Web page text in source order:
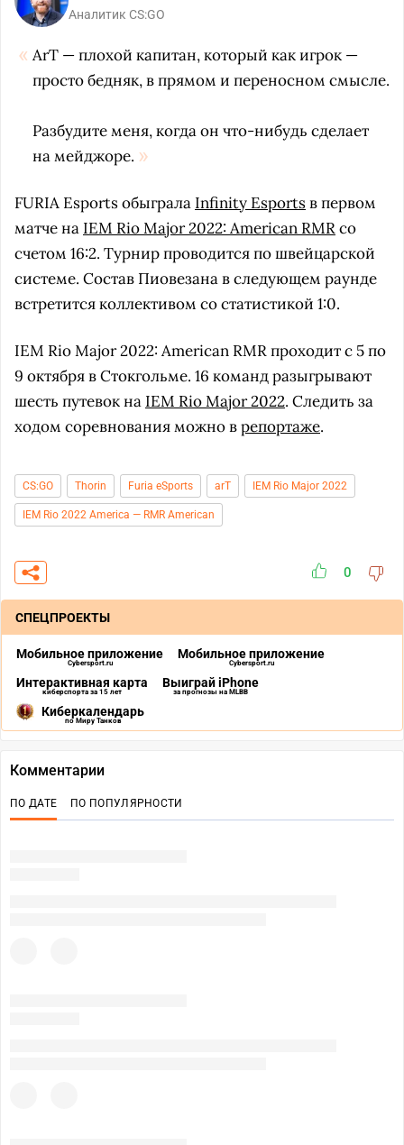
Аналитик CS:GO
ArT — плохой капитан, который как игрок —
просто бедняк, в прямом и переносном смысле.
Разбудите меня, когда он что-нибудь сделает
на мейджоре.
FURIA Esports обыграла Infinity Esportsв первом
матче на IEM Rio Major 2022: American RMRсо
счетом 16:2. Турнир проводится по швейцарской
системе. Состав Пиовезана в следующем раунде
встретится коллективом со статистикой 1:0.
IEM Rio Major 2022: American RMR проходит с 5 по
9 октября в Стокгольме. 16 команд разыгрывают
шесть путевок на IEM Rio Major 2022. Следить за
ходом соревнования можно врепортаже.
CS:GO Thorin Furia eSports arT IEM Rio Major 2022
IEM Rio 2022 America — RMR American
0
СПЕЦПРОЕКТЫ
Мобильное приложение
Cybersport.ru
Мобильное приложение
Cybersport.ru
Интерактивная карта
киберспорта за 15 лет
Выиграй iPhone
за прогнозы на MLBB
Киберкалендарь
по Миру Танков
Комментарии
ПО ДАТЕ ПО ПОПУЛЯРНОСТИ